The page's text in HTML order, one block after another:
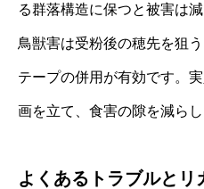
る群落構造に保つと被害は減
鳥獣害は受粉後の穂先を狙
テープの併用が有効です。
画を立て、食害の隙を減らし
よくあるトラブルとリ